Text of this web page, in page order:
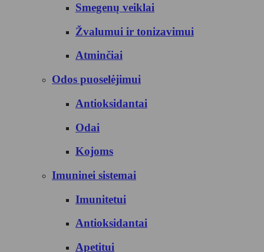
Smegenų veiklai
Žvalumui ir tonizavimui
Atminčiai
Odos puoselėjimui
Antioksidantai
Odai
Kojoms
Imuninei sistemai
Imunitetui
Antioksidantai
Apetitui